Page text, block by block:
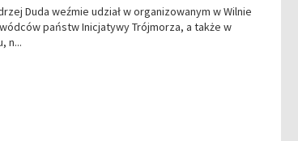
Duda weźmie udział w organizowanym w Wilnie
państw Inicjatywy Trójmorza, a także w
n...